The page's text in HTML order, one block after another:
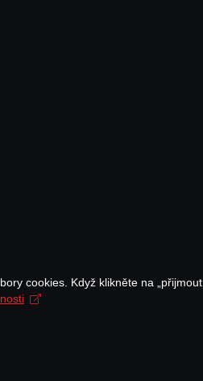
cookies. Když klikněte na „přijmout